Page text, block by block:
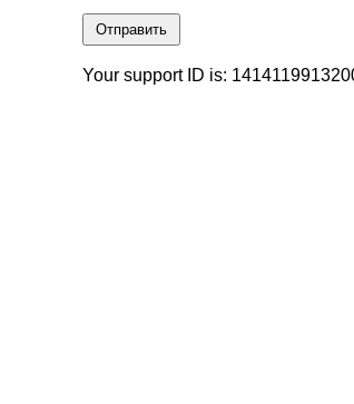
Отправить
Your support ID is: